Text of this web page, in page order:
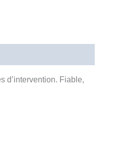
d’intervention. Fiable,